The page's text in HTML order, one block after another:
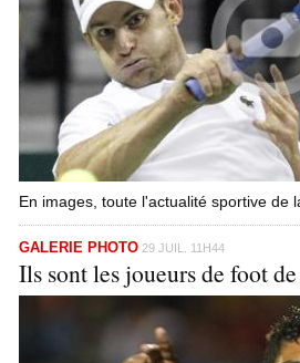
En images, toute l'actualité sportive de
GALERIE PHOTO 29 JUIL. 11H44
Ils sont les joueurs de foot